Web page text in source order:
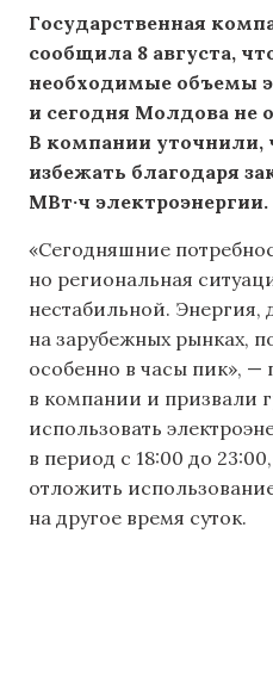
Государственная
сообщила 8 августа,
необходимые объемы
и сегодня Молдова не
В компании уточнили,
избежать благодаря
МВт·ч электроэнергии.
«Сегодняшние
но региональная
нестабильной. Энергия,
на зарубежных рынках,
особенно в часы пик», —
в компании и призвали
использовать
в период с 18:00 до
отложить
на другое время суток.